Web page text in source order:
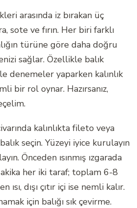
arasında iz bırakan üç
sote ve fırın. Her biri farklı
türüne göre daha doğru
sağlar. Özellikle balık
denemeler yaparken kalınlık
bir rol oynar. Hazırsanız,
kalınlıkta fileto veya
seçin. Yüzeyi iyice kurulayın
Önceden ısınmış ızgarada
her iki taraf; toplam 6-8
ısı, dışı çıtır içi ise nemli kalır.
için balığı sık çevirme.